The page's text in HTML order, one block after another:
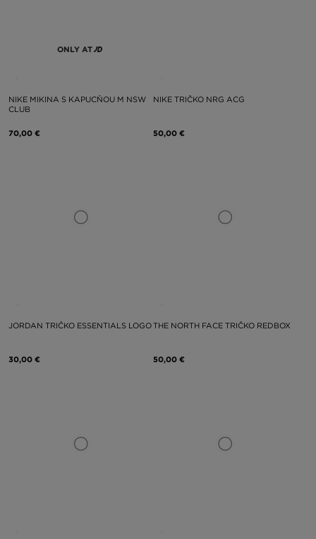
ONLY AT
NIKE MIKINA S KAPUCŇOU M NSW
CLUB
70,00 €
NIKE TRIČKO NRG ACG
50,00 €
JORDAN TRIČKO ESSENTIALS LOGO
30,00 €
THE NORTH FACE TRIČKO REDBOX
50,00 €